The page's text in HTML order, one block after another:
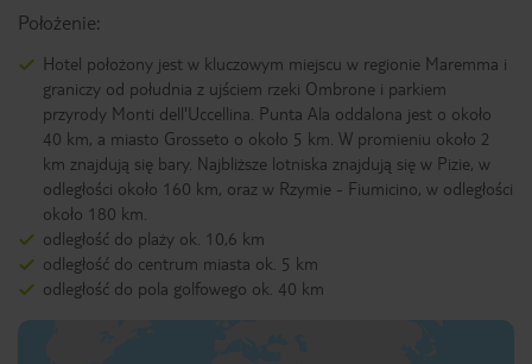
Położenie:
Hotel położony jest w kluczowym miejscu w regionie Maremma i
graniczy od południa z ujściem rzeki Ombrone i parkiem
przyrody Monti dell'Uccellina. Punta Ala oddalona jest o około
40 km, a miasto Grosseto o około 5 km. W promieniu około 2
km znajdują się bary. Najbliższe lotniska znajdują się w Pizie, w
odległości około 160 km, oraz w Rzymie - Fiumicino, w odległości
około 180 km.
odległość do plaży ok. 10,6 km
odległość do centrum miasta ok. 5 km
odległość do pola golfowego ok. 40 km